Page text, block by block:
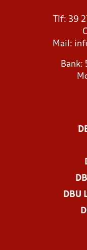
Tlf: 39
Mail:
DBU